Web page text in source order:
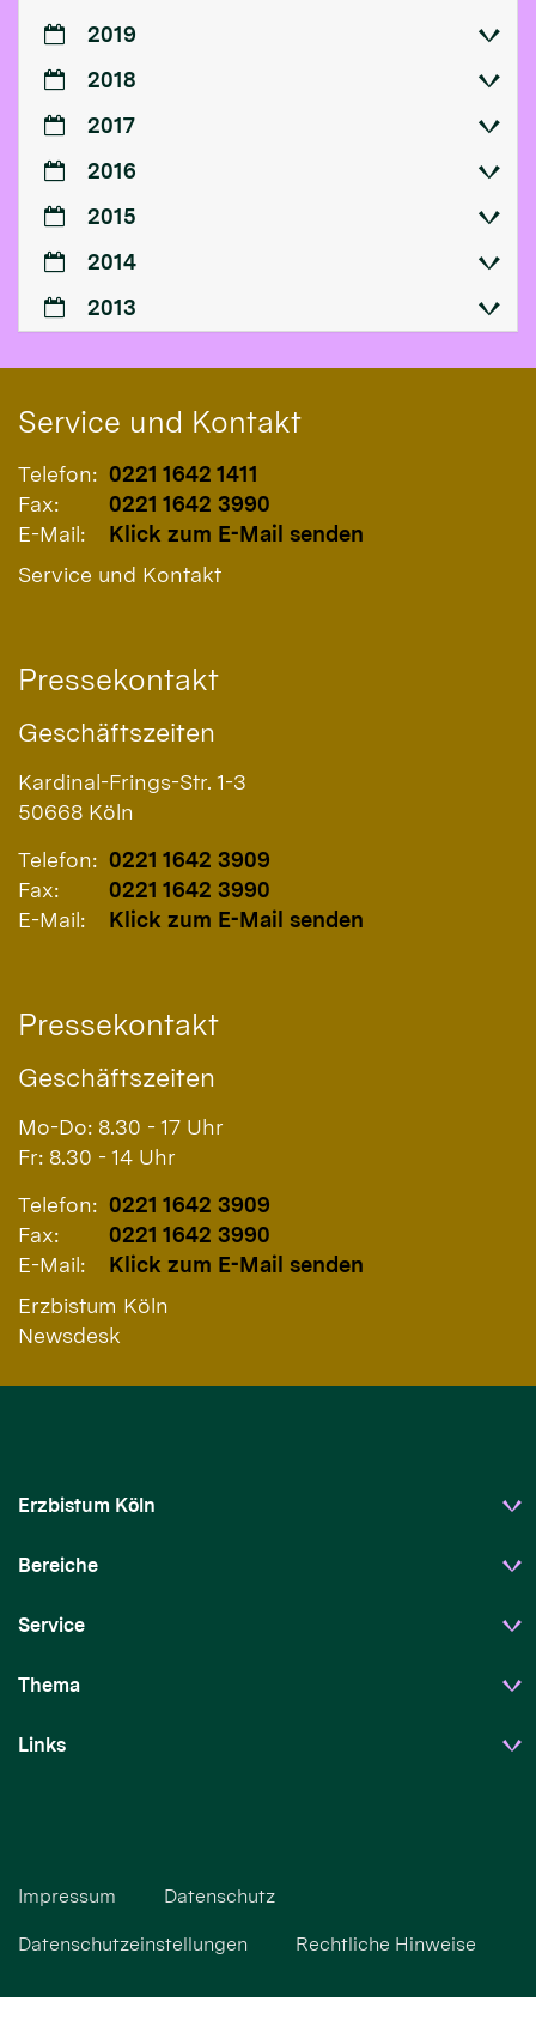
2019
2018
2017
2016
2015
2014
2013
Service und Kontakt
Telefon: 0221 1642 1411
Fax:
0221 1642 3990
E-Mail:
Klick zum E-Mail senden
Service und Kontakt
Pressekontakt
Geschäftszeiten
Kardinal-Frings-Str. 1-3
50668 Köln
Telefon: 0221 1642 3909
Fax:
0221 1642 3990
E-Mail:
Klick zum E-Mail senden
Pressekontakt
Geschäftszeiten
Mo-Do: 8.30 - 17 Uhr
Fr: 8.30 - 14 Uhr
Telefon: 0221 1642 3909
Fax:
0221 1642 3990
E-Mail:
Klick zum E-Mail senden
Erzbistum Köln
Newsdesk
Erzbistum Köln
Bereiche
Service
Thema
Links
Impressum Datenschutz
Datenschutzeinstellungen Rechtliche Hinweise